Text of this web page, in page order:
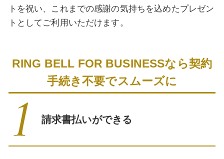
トを祝い、これまでの感謝の気持ちを込めたプレゼン
トとしてご利用いただけます。
RING BELL FOR BUSINESSなら契約
手続き不要でスムーズに
請求書払いができる